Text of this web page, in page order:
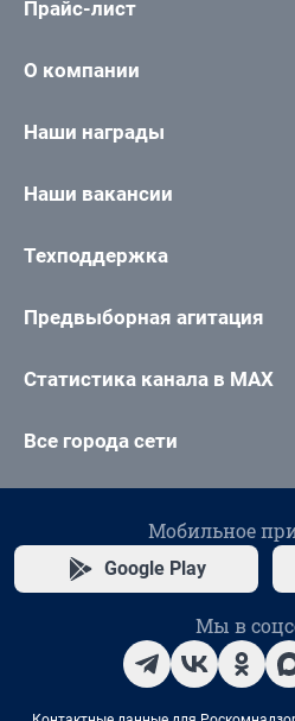
Прайс-лист
О компании
Наши награды
Наши вакансии
Техподдержка
Предвыборная агитация
Статистика канала в MAX
Все города сети
Мобильное
Google Play
Мы в